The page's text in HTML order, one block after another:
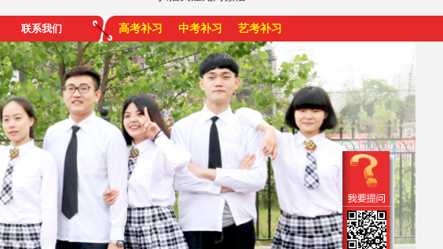
联系我们 高考补习 中考补习 艺考补习